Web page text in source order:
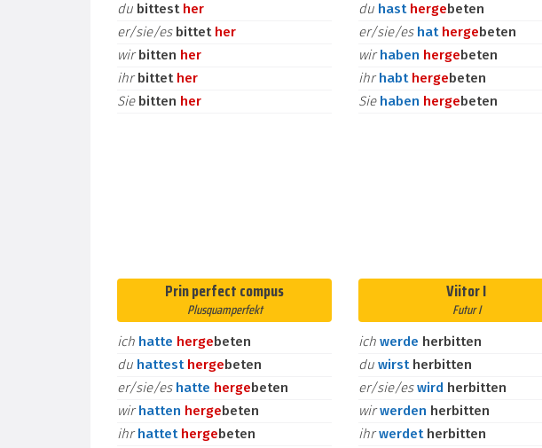
du bittest her
er/sie/es bittet her
wirbitten her
ihrbittet her
Sie bitten her
du hast hergebeten
er/sie/es hat hergebeten
wirhaben hergebeten
ihrhabt hergebeten
Sie haben hergebeten
Prin perfect compus
Plusquamperfekt
ich hatte hergebeten
du hattest hergebeten
er/sie/es hatte hergebeten
wirhatten hergebeten
ihrhattet hergebeten
Viitor I
Futur I
ichwerde herbitten
duwirst herbitten
er/sie/eswird herbitten
wirwerden herbitten
ihrwerdet herbitten